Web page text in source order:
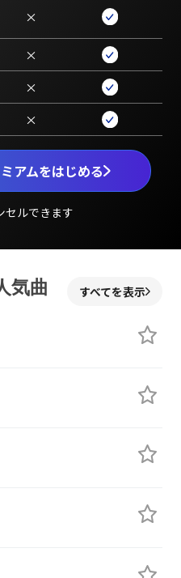
アムをはじめる
セルできます
×
×
×
×
気曲 すべてを表示